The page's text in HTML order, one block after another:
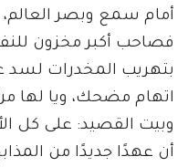
أمام سمع وبصر
فصاحب أكبر مخزون
بتهريب المخدرات لسد
اتهام مضحك، ويا لها
وبيت القصيد: على كل
أن عهدًا جديدًا من